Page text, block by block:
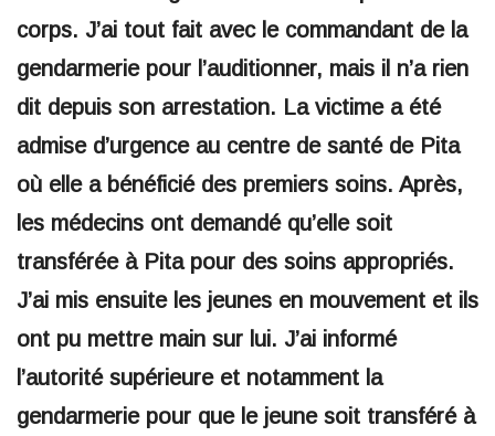
corps. J’ai tout fait avec le commandant de la
gendarmerie pour l’auditionner, mais il n’a rien
dit depuis son arrestation. La victime a été
admise d’urgence au centre de santé de Pita
où elle a bénéficié des premiers soins. Après,
les médecins ont demandé qu’elle soit
transférée à Pita pour des soins appropriés.
J’ai mis ensuite les jeunes en mouvement et ils
ont pu mettre main sur lui. J’ai informé
l’autorité supérieure et notamment la
gendarmerie pour que le jeune soit transféré à